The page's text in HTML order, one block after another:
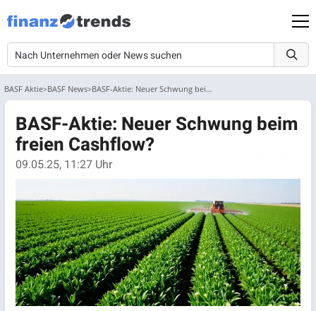
BASF Aktie BASF News BASF-Aktie: Neuer Schwung beim freien Cashflow?
BASF-Aktie: Neuer Schwung beim
freien Cashflow?
09.05.25, 11:27 Uhr